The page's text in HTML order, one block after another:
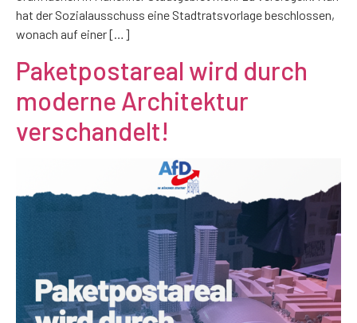
hat der Sozialausschuss eine Stadtratsvorlage beschlossen,
wonach auf einer […]
Paketpostareal wird durch
moderne Architektur
verschandelt!